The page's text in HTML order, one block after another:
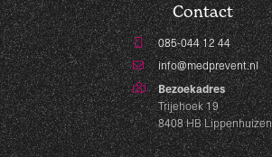
Contact
085-044 12 44
info@medprevent.nl
Bezoekadres
Trijehoek 19
8408 HB Lippenhuizen